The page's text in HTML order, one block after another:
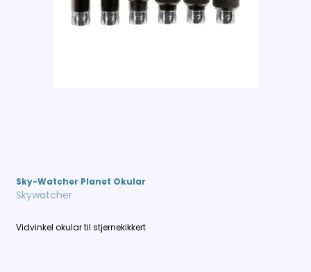
Sky-Watcher Planet Okular
Skywatcher
Vidvinkel okular til stjernekikkert